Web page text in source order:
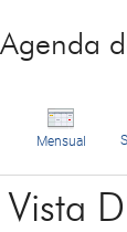
Agenda
Mensual
Vista